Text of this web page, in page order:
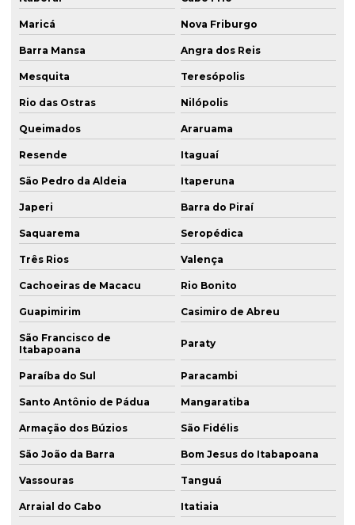
Maricá Nova Friburgo
Barra Mansa Angra dos Reis
Mesquita Teresópolis
Rio das Ostras Nilópolis
Queimados Araruama
Resende Itaguaí
São Pedro da Aldeia Itaperuna
Japeri Barra do Piraí
Saquarema Seropédica
Três Rios Valença
Cachoeiras de Macacu Rio Bonito
Guapimirim Casimiro de Abreu
São Francisco de
Itabapoana
Paraty
Paraíba do Sul Paracambi
Santo Antônio de Pádua Mangaratiba
Armação dos Búzios São Fidélis
São João da Barra Bom Jesus do Itabapoana
Vassouras Tanguá
Arraial do Cabo Itatiaia